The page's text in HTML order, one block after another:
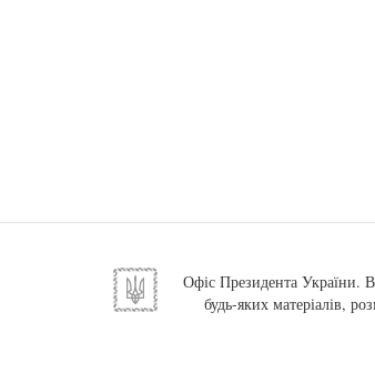
Офіс Президента України.
будь-яких матеріалів,